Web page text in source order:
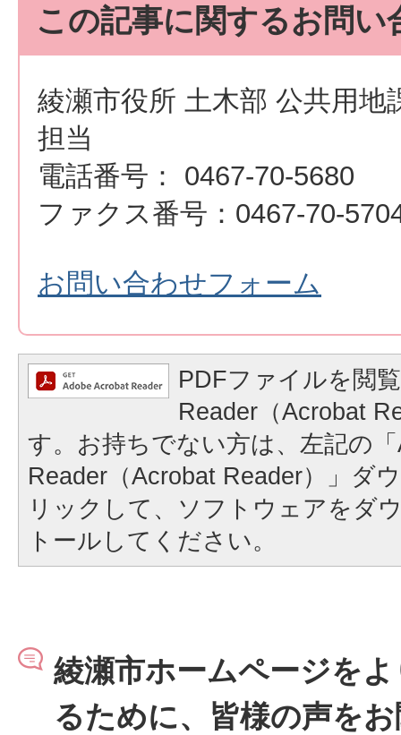
この記事に関するお問い
綾瀬市役所 土木部 公共用地
担当
電話番号： 0467-70-5680
ファクス番号：0467-70-
お問い合わせフォーム
PDFファイルを閲
Reader（Acrobat
す。お持ちでない方は、左記の
Reader（Acrobat Reader）」ダ
リックして、ソフトウェアをダ
トールしてください。
綾瀬市ホームページを
るために、皆様の声を